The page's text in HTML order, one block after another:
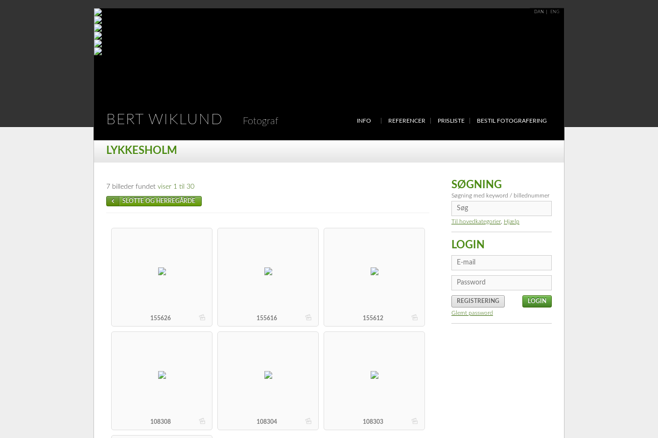
DAN ENG
BERT WIKLUND Fotograf INFO REFERENCER PRISLISTE BESTIL FOTOGRAFERING
LYKKESHOLM
7 billeder fundet viser 1 til 30
SLOTTE OG HERREGÅRDE
b
155626 b
155616 b
155612
b
108308 b
108304 b
108303
SØGNING
Søgning med keyword / billednummer
Til hovedkategorier Hjælp
LOGIN
REGISTRERING
Glemt password